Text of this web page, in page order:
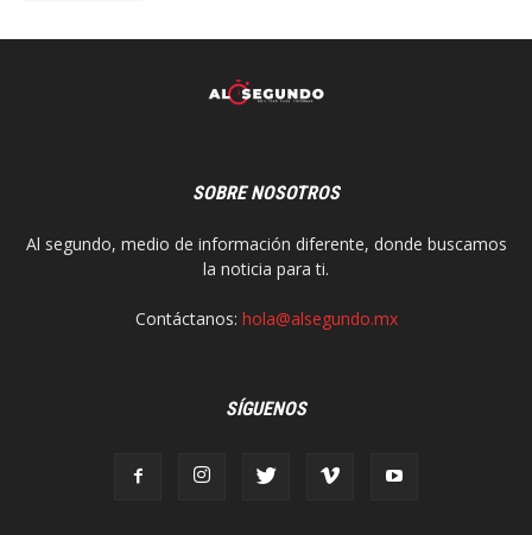
SOBRE NOSOTROS
Al segundo, medio de información diferente, donde buscamos
la noticia para ti.
Contáctanos: hola@alsegundo.mx
SÍGUENOS